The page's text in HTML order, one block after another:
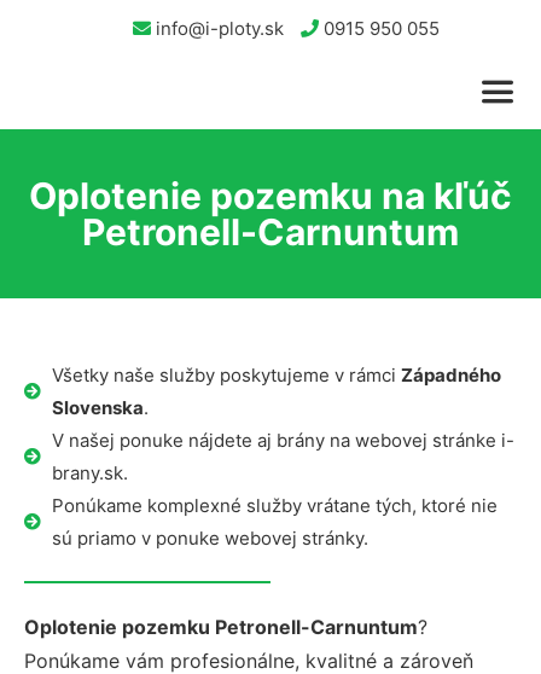
info@i-ploty.sk 0915 950 055
Oplotenie pozemku na kľúč
Petronell-Carnuntum
Všetky naše služby poskytujeme v rámci Západného
Slovenska.
V našej ponuke nájdete aj brány na webovej stránke i-
brany.sk.
Ponúkame komplexné služby vrátane tých, ktoré nie
sú priamo v ponuke webovej stránky.
Oplotenie pozemku Petronell-Carnuntum?
Ponúkame vám profesionálne, kvalitné a zároveň